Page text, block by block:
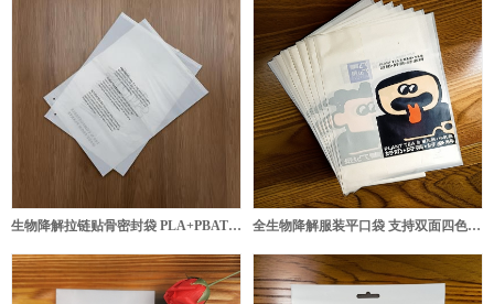
生物降解拉链贴骨密封袋 PLA+PBAT 可堆肥服装包装袋 全生物降解服装平口袋 支持双面四色印刷可定制包装袋